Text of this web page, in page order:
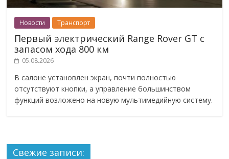
Новости Транспорт
Первый электрический Range Rover GT с
запасом хода 800 км
05.08.2026
В салоне установлен экран, почти полностью
отсутствуют кнопки, а управление большинством
функций возложено на новую мультимедийную систему.
Свежие записи: